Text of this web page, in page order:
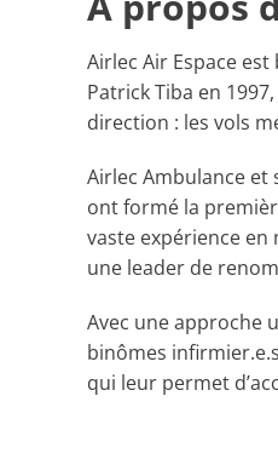
Airlec Air Espace
Patrick Tiba en
direction : les vols
Airlec Ambulance et
ont formé la
vaste expérience en
une leader de
Avec une approche
binômes
qui leur permet